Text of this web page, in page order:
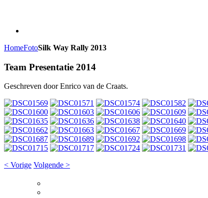
HomeFotoSilk Way Rally 2013
Team Presentatie 2014
Geschreven door Enrico van de Craats.
< Vorige Volgende >